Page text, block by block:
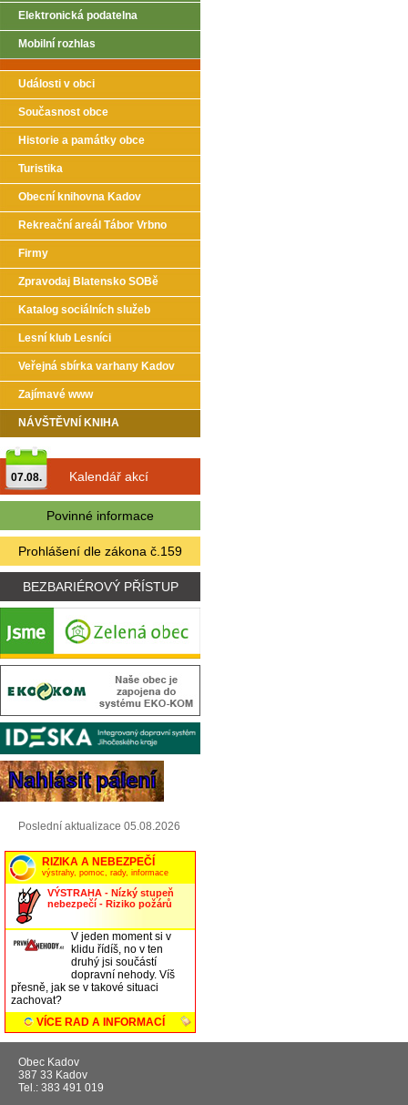
Elektronická podatelna
Mobilní rozhlas
Události v obci
Současnost obce
Historie a památky obce
Turistika
Obecní knihovna Kadov
Rekreační areál Tábor Vrbno
Firmy
Zpravodaj Blatensko SOBě
Katalog sociálních služeb
Lesní klub Lesníci
Veřejná sbírka varhany Kadov
Zajímavé www
NÁVŠTĚVNÍ KNIHA
07.08. Kalendář akcí
Povinné informace
Prohlášení dle zákona č.159
BEZBARIÉROVÝ PŘÍSTUP
Poslední aktualizace 05.08.2026
Obec Kadov
387 33 Kadov
Tel.: 383 491 019